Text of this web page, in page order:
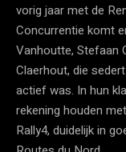
vorig jaar met de
Concurrentie komt
Vanhoutte, Stefaan
Claerhout, die
actief was. In hun
rekening houden
Rally4, duidelijk in